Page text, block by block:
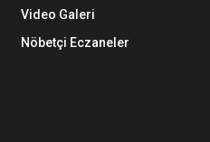
Video Galeri
Nöbetçi Eczaneler